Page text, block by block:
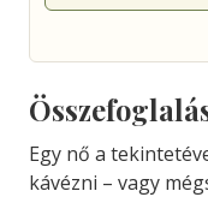
Egy nő a
kávézni – vagy